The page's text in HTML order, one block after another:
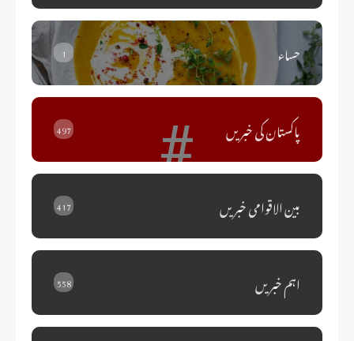
حساء 1 # پاکستان کی خبریں 497
بین الاقوامی خبریں 417
اہم خبریں 558